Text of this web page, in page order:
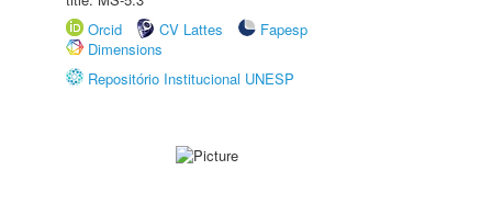
Orcid
CV Lattes
Fapesp
Dimensions
Repositório Institucional UNESP